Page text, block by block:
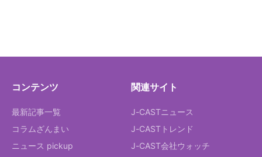
コンテンツ
最新記事一覧
コラムざんまい
ニュース pickup
関連サイト
J-CASTニュース
J-CASTトレンド
J-CAST会社ウォッチ